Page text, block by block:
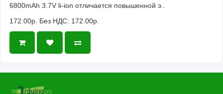
6800mAh 3.7V li-ion отличается повышенной э..
172.00р. Без НДС: 172.00р.